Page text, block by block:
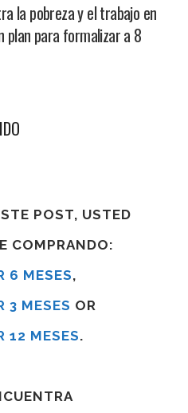
la pobreza y el trabajo en
plan para formalizar a 8
POST, USTED
COMPRANDO:
6 MESES,
3 MESES OR
12 MESES.